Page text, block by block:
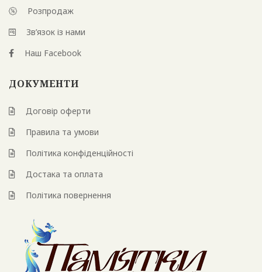
Розпродаж
Зв’язок із нами
Наш Facebook
ДОКУМЕНТИ
Договір оферти
Правила та умови
Політика конфіденційності
Достака та оплата
Політика повернення